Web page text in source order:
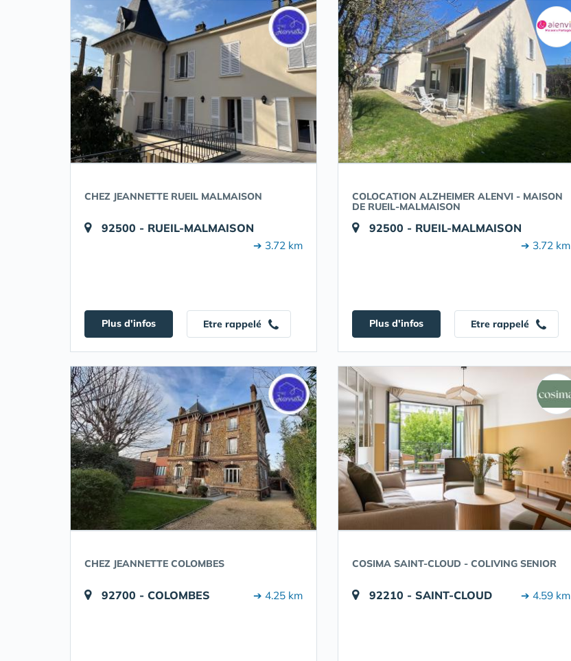
CHEZ JEANNETTE RUEIL MALMAISON
92500 - RUEIL-MALMAISON
➔ 3.72 km
Plus d'infos Etre rappelé
COLOCATION ALZHEIMER ALENVI - MAISON
DE RUEIL-MALMAISON
92500 - RUEIL-MALMAISON
➔ 3.72 km
Plus d'infos Etre rappelé
CHEZ JEANNETTE COLOMBES
92700 - COLOMBES ➔ 4.25 km
COSIMA SAINT-CLOUD - COLIVING SENIOR
92210 - SAINT-CLOUD ➔ 4.59 km